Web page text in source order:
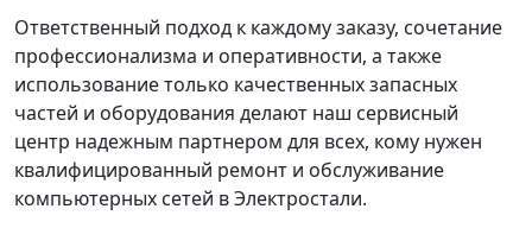
Ответственный подход к каждому заказу, сочетание
профессионализма и оперативности, а также
использование только качественных запасных
частей и оборудования делают наш сервисный
центр надежным партнером для всех, кому нужен
квалифицированный ремонт и обслуживание
компьютерных сетей в Электростали.